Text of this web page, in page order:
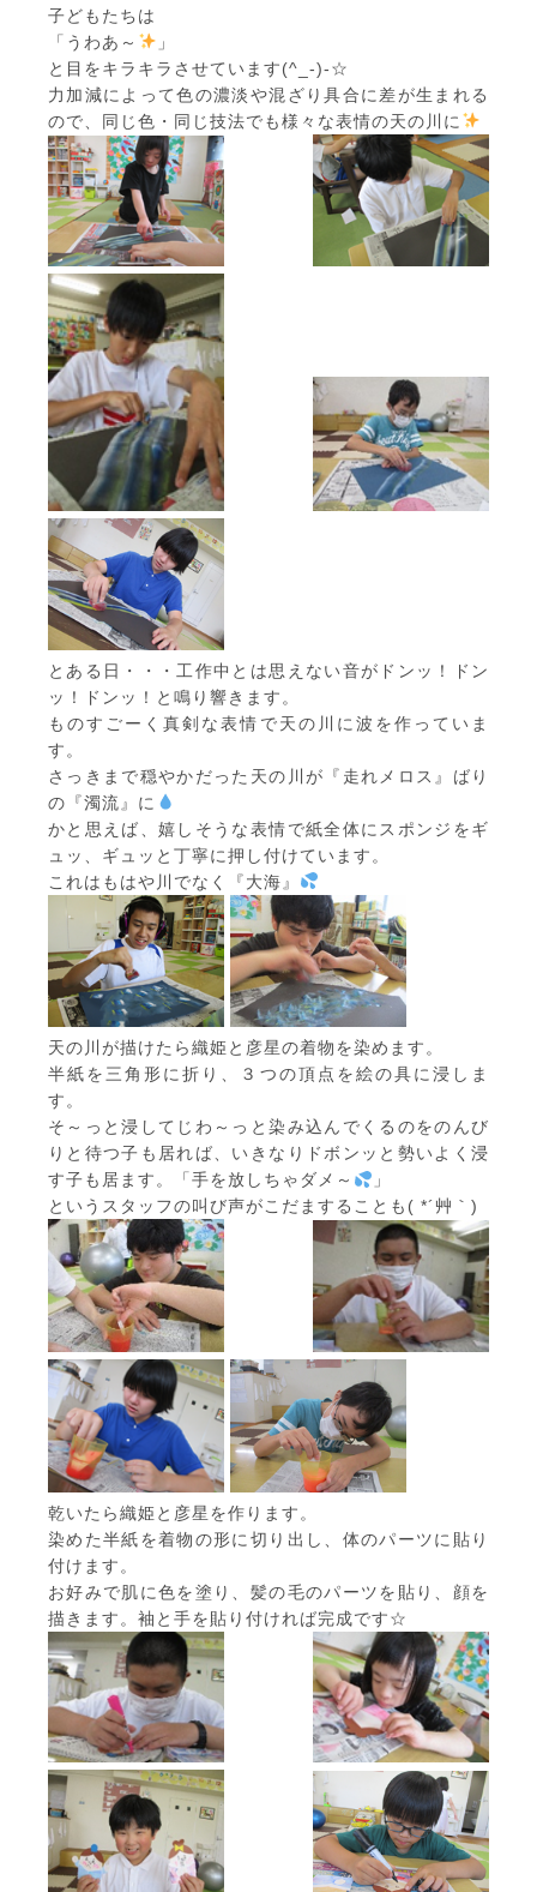
子どもたちは
「うわあ～
」
と目をキラキラさせています(^_-)-☆
力加減によって色の濃淡や混ざり具合に差が生まれる
ので、同じ色・同じ技法でも様々な表情の天の川に
とある日・・・工作中とは思えない音がドンッ！ドン
ッ！ドンッ！と鳴り響きます。
ものすごーく真剣な表情で天の川に波を作っていま
す。
さっきまで穏やかだった天の川が『走れメロス』ばり
の『濁流』に
かと思えば、嬉しそうな表情で紙全体にスポンジをギ
ュッ、ギュッと丁寧に押し付けています。
これはもはや川でなく『大海』
天の川が描けたら織姫と彦星の着物を染めます。
半紙を三角形に折り、３つの頂点を絵の具に浸しま
す。
そ～っと浸してじわ～っと染み込んでくるのをのんび
りと待つ子も居れば、いきなりドボンッと勢いよく浸
す子も居ます。「手を放しちゃダメ～
」
というスタッフの叫び声がこだますることも( *´艸｀)
乾いたら織姫と彦星を作ります。
染めた半紙を着物の形に切り出し、体のパーツに貼り
付けます。
お好みで肌に色を塗り、髪の毛のパーツを貼り、顔を
描きます。袖と手を貼り付ければ完成です☆